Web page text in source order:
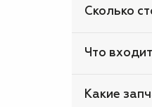
Сколько
Что
Какие